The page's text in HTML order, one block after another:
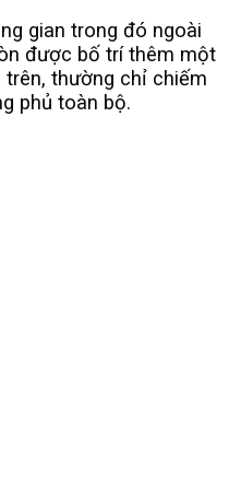
gian trong đó ngoài
được bố trí thêm một
thường chỉ chiếm
phủ toàn bộ.